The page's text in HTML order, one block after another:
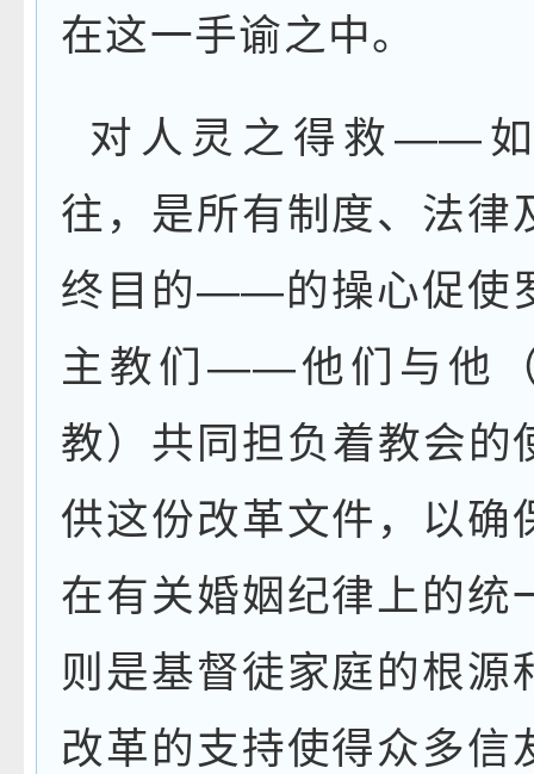
在这一手谕之中。
对人灵之得救 ——
往，是所有制度、法律
终目的——的操心促使
主教们——他们与他
教）共同担负着教会的
供这份改革文件，以确
在有关婚姻纪律上的统
则是基督徒家庭的根源
改革的支持使得众多信